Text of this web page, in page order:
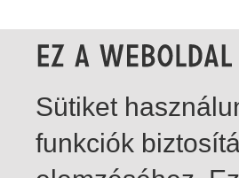
Sütiket
funkciók